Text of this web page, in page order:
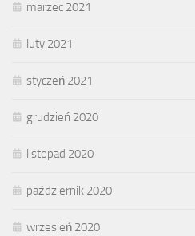
marzec 2021
luty 2021
styczeń 2021
grudzień 2020
listopad 2020
październik 2020
wrzesień 2020